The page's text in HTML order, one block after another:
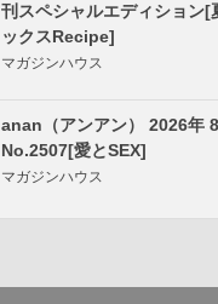
刊スペシャルエディション[
ックスRecipe]
マガジンハウス
anan（アンアン） 2026年
No.2507[愛とSEX]
マガジンハウス